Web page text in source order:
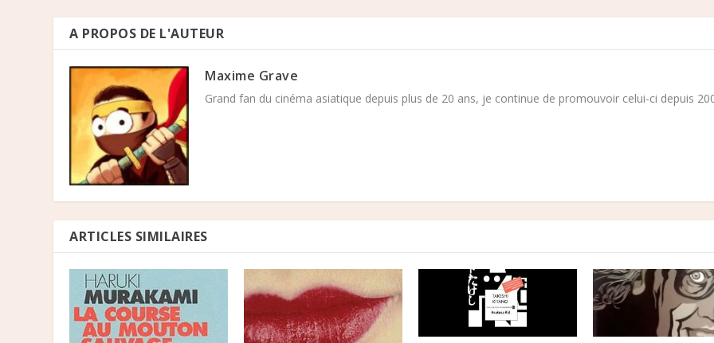
A PROPOS DE L'AUTEUR
Maxime Grave
Grand fan du cinéma asiatique depuis plus de 20 ans, je continue de promouvoir celui-ci depuis
ARTICLES SIMILAIRES